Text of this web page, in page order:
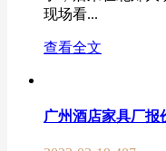
现场看...
查看全文
广州酒店家具厂报